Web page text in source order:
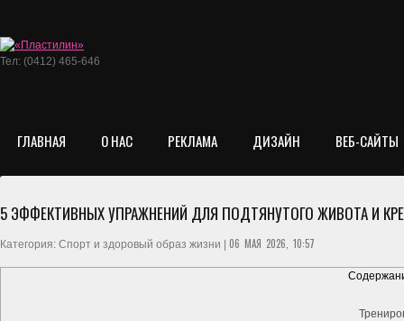
Тел: (0412) 465-646
ГЛАВНАЯ О НАС РЕКЛАМА ДИЗАЙН ВЕБ-САЙТЫ
5 ЭФФЕКТИВНЫХ УПРАЖНЕНИЙ ДЛЯ ПОДТЯНУТОГО ЖИВОТА И
Категория: Спорт и здоровый образ жизни | 06 МАЯ 2026, 10:57